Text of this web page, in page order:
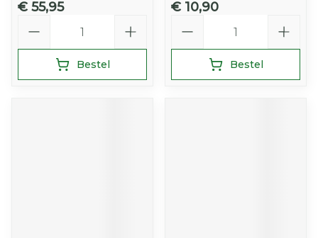
€ 55,95
Bestel
€ 10,90
Bestel